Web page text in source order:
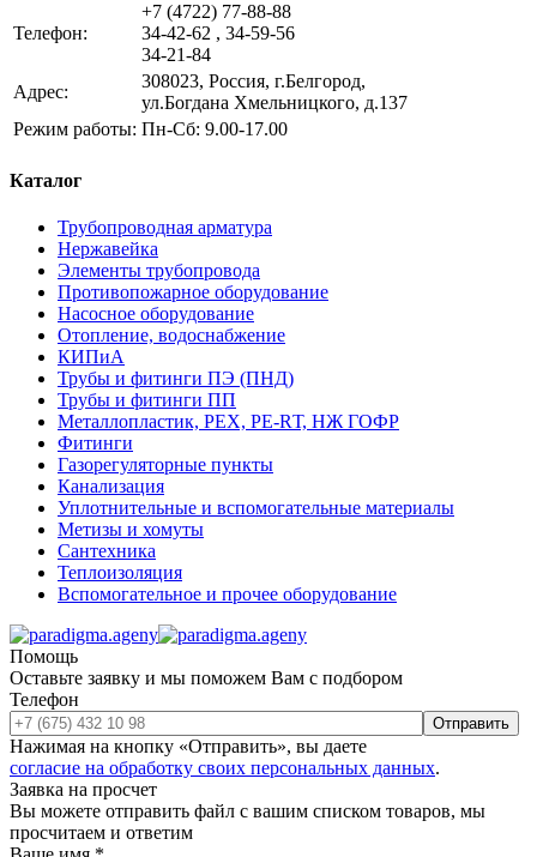
Телефон:
+7 (4722) 77-88-88
34-42-62 , 34-59-56
34-21-84
Адрес:
308023, Россия, г.Белгород,
ул.Богдана Хмельницкого, д.137
Режим работы: Пн-Сб: 9.00-17.00
Каталог
Трубопроводная арматура
Нержавейка
Элементы трубопровода
Противопожарное оборудование
Насосное оборудование
Отопление, водоснабжение
КИПиА
Трубы и фитинги ПЭ (ПНД)
Трубы и фитинги ПП
Металлопластик, РЕХ, РЕ-RТ, НЖ ГОФР
Фитинги
Газорегуляторные пункты
Канализация
Уплотнительные и вспомогательные материалы
Метизы и хомуты
Сантехника
Теплоизоляция
Вспомогательное и прочее оборудование
Помощь
Оставьте заявку и мы поможем Вам с подбором
Телефон
Отправить
Нажимая на кнопку «Отправить», вы даете
согласие на обработку своих персональных данных.
Заявка на просчет
Вы можете отправить файл с вашим списком товаров, мы
просчитаем и ответим